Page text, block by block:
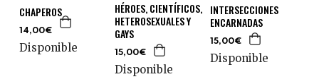
CHAPEROS
14,00€
Disponible
HÉROES, CIENTÍFICOS,
HETEROSEXUALES Y
GAYS
15,00€
Disponible
INTERSECCIONES
ENCARNADAS
15,00€
Disponible